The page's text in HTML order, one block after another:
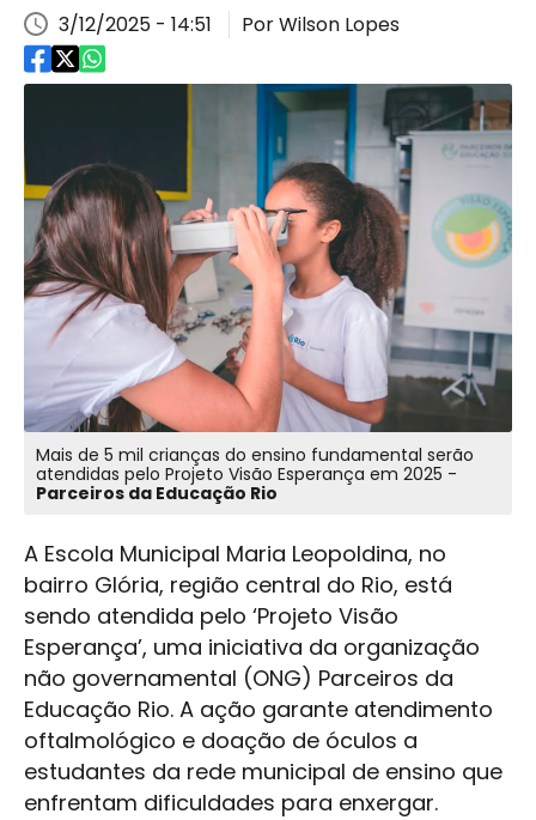
3/12/2025 - 14:51 Por Wilson Lopes
Mais de 5 mil crianças do ensino fundamental serão
atendidas pelo Projeto Visão Esperança em 2025 -
Parceiros da Educação Rio
A Escola Municipal Maria Leopoldina, no
bairro Glória, região central do Rio, está
sendo atendida pelo ‘Projeto Visão
Esperança’, uma iniciativa da organização
não governamental (ONG) Parceiros da
Educação Rio. A ação garante atendimento
oftalmológico e doação de óculos a
estudantes da rede municipal de ensino que
enfrentam dificuldades para enxergar.